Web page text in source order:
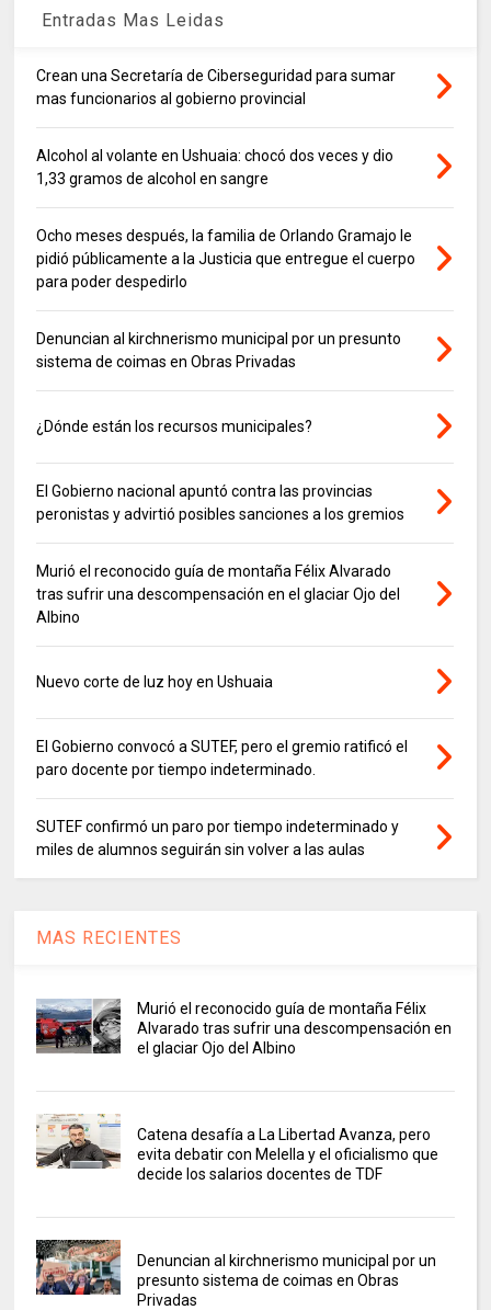
Entradas Mas Leidas
Crean una Secretaría de Ciberseguridad para sumar
mas funcionarios al gobierno provincial
Alcohol al volante en Ushuaia: chocó dos veces y dio
1,33 gramos de alcohol en sangre
Ocho meses después, la familia de Orlando Gramajo le
pidió públicamente a la Justicia que entregue el cuerpo
para poder despedirlo
Denuncian al kirchnerismo municipal por un presunto
sistema de coimas en Obras Privadas
¿Dónde están los recursos municipales?
El Gobierno nacional apuntó contra las provincias
peronistas y advirtió posibles sanciones a los gremios
Murió el reconocido guía de montaña Félix Alvarado
tras sufrir una descompensación en el glaciar Ojo del
Albino
Nuevo corte de luz hoy en Ushuaia
El Gobierno convocó a SUTEF, pero el gremio ratificó el
paro docente por tiempo indeterminado.
SUTEF confirmó un paro por tiempo indeterminado y
miles de alumnos seguirán sin volver a las aulas
MAS RECIENTES
Murió el reconocido guía de montaña Félix
Alvarado tras sufrir una descompensación en
el glaciar Ojo del Albino
Catena desafía a La Libertad Avanza, pero
evita debatir con Melella y el oficialismo que
decide los salarios docentes de TDF
Denuncian al kirchnerismo municipal por un
presunto sistema de coimas en Obras
Privadas